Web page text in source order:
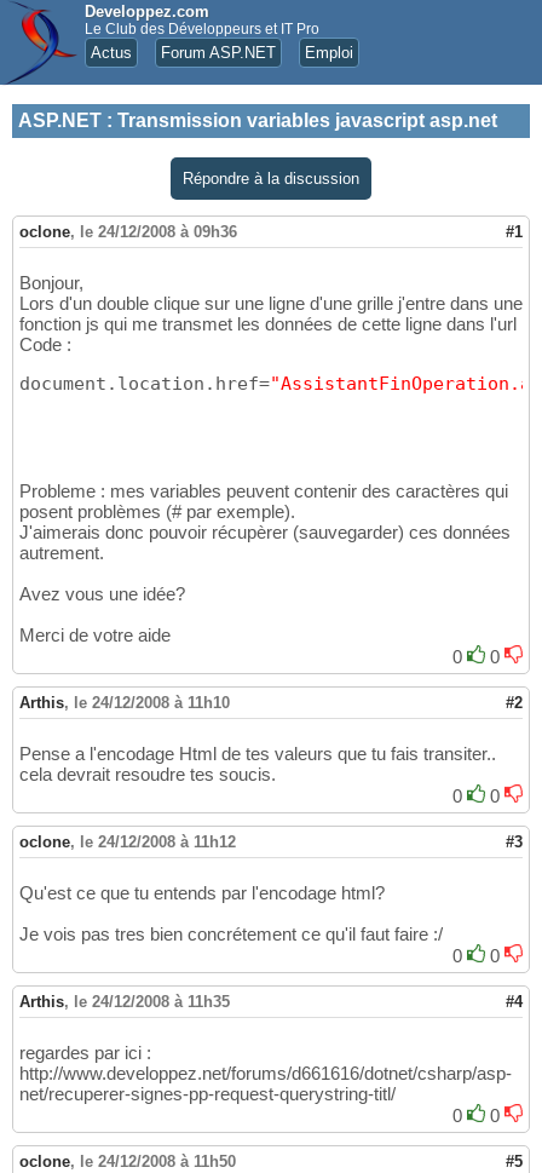
Developpez.com
Le Club des Développeurs et IT Pro
Actus Forum ASP.NET Emploi
ASP.NET : Transmission variables javascript asp.net
Répondre à la discussion
oclone, le 24/12/2008 à 09h36 #1
Bonjour,
Lors d'un double clique sur une ligne d'une grille j'entre dans une
fonction js qui me transmet les données de cette ligne dans l'url
Code :
document.location.href=
Probleme : mes variables peuvent contenir des caractères qui
posent problèmes (# par exemple).
J'aimerais donc pouvoir récupèrer (sauvegarder) ces données
autrement.
Avez vous une idée?
Merci de votre aide
0
0
Arthis, le 24/12/2008 à 11h10 #2
Pense a l'encodage Html de tes valeurs que tu fais transiter..
cela devrait resoudre tes soucis.
0
0
oclone, le 24/12/2008 à 11h12 #3
Qu'est ce que tu entends par l'encodage html?
Je vois pas tres bien concrétement ce qu'il faut faire :/
0
0
Arthis, le 24/12/2008 à 11h35 #4
regardes par ici :
http://www.developpez.net/forums/d661616/dotnet/csharp/asp-
net/recuperer-signes-pp-request-querystring-titl/
0
0
oclone, le 24/12/2008 à 11h50 #5